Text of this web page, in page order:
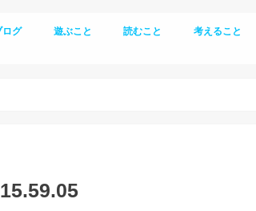
ログ 遊ぶこと 読むこと 考えること